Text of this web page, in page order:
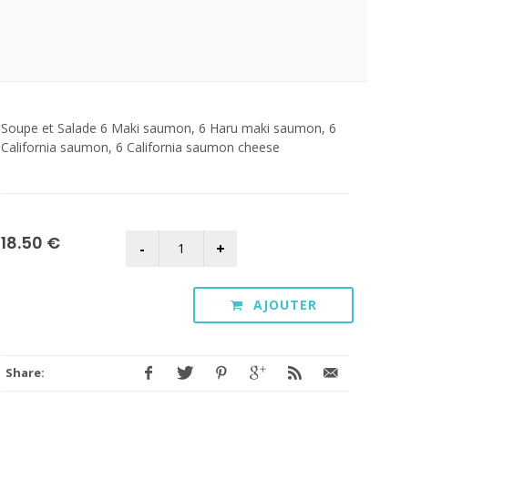
Soupe et Salade 6 Maki saumon, 6 Haru maki saumon, 6
California saumon, 6 California saumon cheese
18.50 €
AJOUTER
Share: